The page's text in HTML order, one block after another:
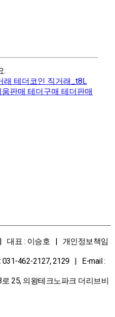
.
래 테더코인 직거래_t8L
판매 테더구매 테더판매
대표 : 이승호 | 개인정보책임
462-2127, 2129 | E-mail :
25, 의왕테크노파크 더리브비